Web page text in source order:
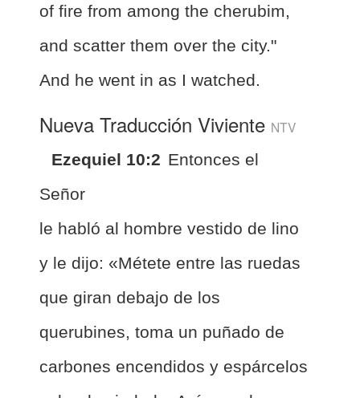
of fire from among the cherubim,
and scatter them over the city."
And he went in as I watched.
Nueva Traducción Viviente NTV
Ezequiel 10:2 Entonces el
Señor
le habló al hombre vestido de lino
y le dijo: «Métete entre las ruedas
que giran debajo de los
querubines, toma un puñado de
carbones encendidos y espárcelos